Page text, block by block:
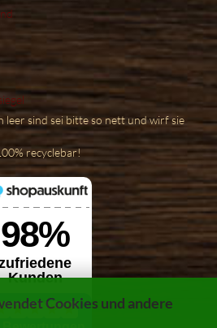
Cookies und andere
leer sind sei bitte so nett und wirf sie
recyclebar!